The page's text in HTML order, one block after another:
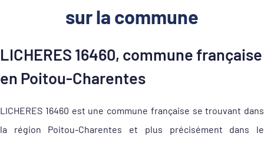
sur la commune
LICHERES 16460, commune française
en Poitou-Charentes
LICHERES 16460 est une commune française se trouvant dans
la région Poitou-Charentes et plus précisément dans le